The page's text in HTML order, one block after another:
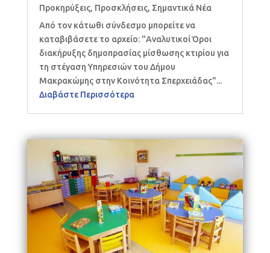
Προκηρύξεις, Προσκλήσεις, Σημαντικά Νέα
Από τον κάτωθι σύνδεσμο μπορείτε να
καταβιβάσετε το αρχείο: "Αναλυτικοί Όροι
διακήρυξης δημοπρασίας μίσθωσης κτιρίου για
τη στέγαση Υπηρεσιών του Δήμου
Μακρακώμης στην Κοινότητα Σπερχειάδας"...
Διαβάστε Περισσότερα